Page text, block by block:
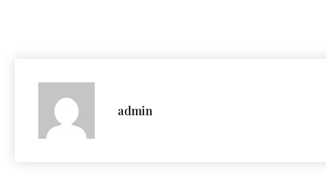
admin